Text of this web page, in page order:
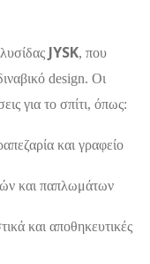
JYSK, που
design. Οι
για το σπίτι, όπως:
και γραφείο
και παπλωμάτων
και αποθηκευτικές